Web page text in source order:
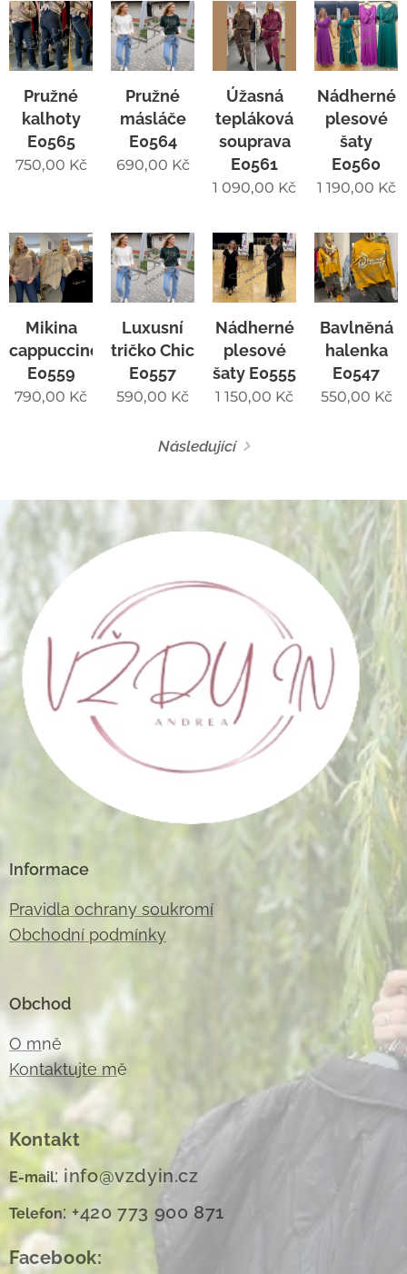
Pružné
kalhoty
E0565
750,00 Kč
Pružné
másláče
E0564
690,00 Kč
Úžasná
tepláková
souprava
E0561
1 090,00 Kč
Nádherné
plesové
šaty
E0560
1 190,00 Kč
Mikina
cappuccino
E0559
790,00 Kč
Luxusní
tričko Chic
E0557
590,00 Kč
Nádherné
plesové
šaty E0555
1 150,00 Kč
Bavlněná
halenka
E0547
550,00 Kč
Následující
Informace
Pravidla ochrany soukromí
Obchodní podmínky
Obchod
O mně
Kontaktujte mě
Kontakt
E-mail: info@vzdyin.cz
Telefon: +420 773 900 871
Facebook: